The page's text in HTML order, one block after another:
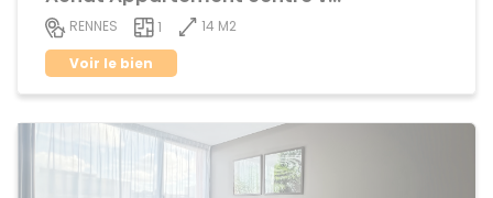
RENNES 1
14 M2
Voir le bien